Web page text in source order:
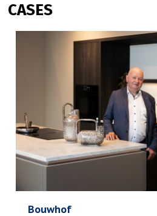
CASES
Bouwhof